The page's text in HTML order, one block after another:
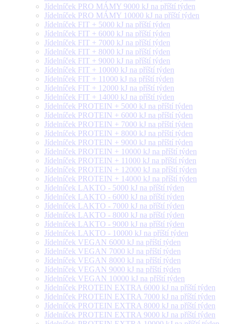
Jídelníček PRO MÁMY 9000 kJ na příští týden
Jídelníček PRO MÁMY 10000 kJ na příští týden
Jídelníček FIT + 5000 kJ na příští týden
Jídelníček FIT + 6000 kJ na příští týden
Jídelníček FIT + 7000 kJ na příští týden
Jídelníček FIT + 8000 kJ na příští týden
Jídelníček FIT + 9000 kJ na příští týden
Jídelníček FIT + 10000 kJ na příští týden
Jídelníček FIT + 11000 kJ na příští týden
Jídelníček FIT + 12000 kJ na příští týden
Jídelníček FIT + 14000 kJ na příští týden
Jídelníček PROTEIN + 5000 kJ na příští týden
Jídelníček PROTEIN + 6000 kJ na příští týden
Jídelníček PROTEIN + 7000 kJ na příští týden
Jídelníček PROTEIN + 8000 kJ na příští týden
Jídelníček PROTEIN + 9000 kJ na příští týden
Jídelníček PROTEIN + 10000 kJ na příští týden
Jídelníček PROTEIN + 11000 kJ na příští týden
Jídelníček PROTEIN + 12000 kJ na příští týden
Jídelníček PROTEIN + 14000 kJ na příští týden
Jídelníček LAKTO - 5000 kJ na příští týden
Jídelníček LAKTO - 6000 kJ na příští týden
Jídelníček LAKTO - 7000 kJ na příští týden
Jídelníček LAKTO - 8000 kJ na příští týden
Jídelníček LAKTO - 9000 kJ na příští týden
Jídelníček LAKTO - 10000 kJ na příští týden
Jídelníček VEGAN 6000 kJ na příští týden
Jídelníček VEGAN 7000 kJ na příští týden
Jídelníček VEGAN 8000 kJ na příští týden
Jídelníček VEGAN 9000 kJ na příští týden
Jídelníček VEGAN 10000 kJ na příští týden
Jídelníček PROTEIN EXTRA 6000 kJ na příští týden
Jídelníček PROTEIN EXTRA 7000 kJ na příští týden
Jídelníček PROTEIN EXTRA 8000 kJ na příští týden
Jídelníček PROTEIN EXTRA 9000 kJ na příští týden